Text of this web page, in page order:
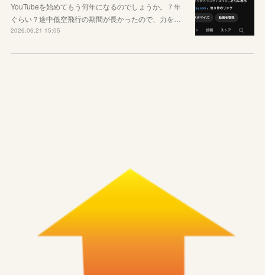
YouTubeを始めてもう何年になるのでしょうか。７年
ぐらい？途中低空飛行の期間が長かったので、力を…
2026.06.21 15:05